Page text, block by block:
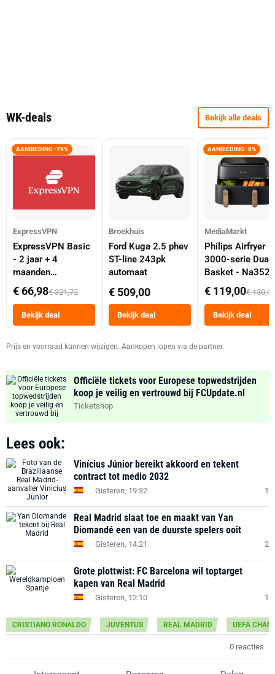
WK-deals Bekijk alle deals
AANBIEDING -79%
ExpressVPN
ExpressVPN Basic
- 2 jaar + 4
maanden
abonnement
€ 66,98€ 321,72
Bekijk deal
Broekhuis
Ford Kuga 2.5 phev
ST-line 243pk
automaat
€ 509,00
Bekijk deal
AANBIEDING -8%
MediaMarkt
Philips Airfryer
3000-serie Dual
Basket -
Dubbele Mand 9
Tot 6 Personen
Heteluchtfriteuse
Zwart
€ 119,00€ 130,00
Bekijk deal
Prijs en voorraad kunnen wijzigen. Aankopen lopen via de partner.
Officiële tickets voor Europese topwedstrijden
koop je veilig en vertrouwd bij FCUpdate.nl
Ticketshop
Lees ook:
Vinícius Júnior bereikt akkoord en tekent
contract tot medio 2032
Gisteren, 19:32 1
Real Madrid slaat toe en maakt van Yan
Diomandé een van de duurste spelers ooit
Gisteren, 14:21 2
Grote plottwist: FC Barcelona wil toptarget
kapen van Real Madrid
Gisteren, 12:10 1
CRISTIANO RONALDO JUVENTUS REAL MADRID UEFA
0 reacties